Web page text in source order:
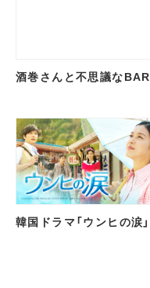
酒巻さんと不思議なBAR
韓国ドラマ「ウンヒの涙」